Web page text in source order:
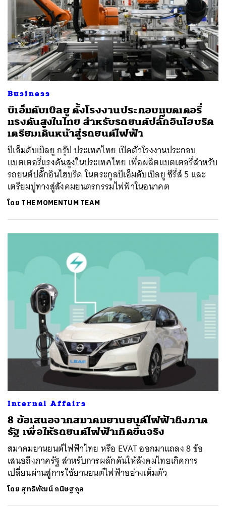
Business
บีเอ็มดับเบิลยู ตั้งโรงงานประกอบแบตเตอรี่
แรงดันสูงในไทย สำหรับรถยนต์ปลั๊กอินไฮบริด
เตรียมเดินหน้าสู่รถยนต์ไฟฟ้า
บีเอ็มดับเบิลยู กรุ๊ป ประเทศไทย เปิดตัวโรงงานประกอบ
แบตเตอรี่แรงดันสูงในประเทศไทย เพื่อผลิตแบตเตอรี่สำหรับ
รถยนต์ปลั๊กอินไฮบริด ในตระกูลบีเอ็มดับเบิลยู ซีรี่ส์ 5 และ
เตรียมปูทางสู่สังคมยนตรกรรมไฟฟ้าในอนาคต
โดย THE MOMENTUM TEAM
Internal Affairs
8 ข้อเสนอจากสมาคมยานยนต์ไฟฟ้าถึงภาค
รัฐ เพื่อให้รถยนต์ไฟฟ้าเกิดขึ้นจริง
สมาคมยานยนต์ไฟฟ้าไทย หรือ EVAT ออกมาแถลง 8 ข้อ
เสนอถึงภาครัฐ สำหรับการผลักดันให้สังคมไทยเกิดการ
เปลี่ยนผ่านสู่การใช้ยานยนต์ไฟฟ้าอย่างเต็มตัว
โดย สุทธิพัฒน์ กนิษฐกุล